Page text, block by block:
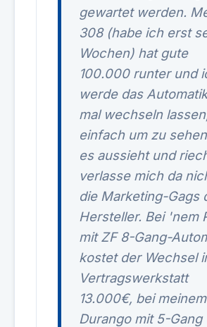
gewartet werden.
308 (habe ich erst
Wochen) hat gute
100.000 runter und
werde das
mal wechseln
einfach um zu
es aussieht und
verlasse mich da
die Marketing-Gags
Hersteller. Bei 'nem
mit ZF 8-Gang-
kostet der Wechsel
Vertragswerkstatt
13.000€, bei meinem
Durango mit 5-Gang